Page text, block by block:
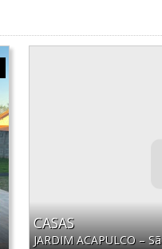
CASAS
JARDIM ACAPULCO–